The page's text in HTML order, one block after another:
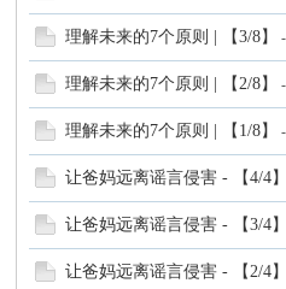
理解未来的7个原则 | 【3/8】
理解未来的7个原则 | 【2/8】
理解未来的7个原则 | 【1/8】
让爸妈远离谣言侵害 - 【4/4】
让爸妈远离谣言侵害 - 【3/4】
让爸妈远离谣言侵害 - 【2/4】